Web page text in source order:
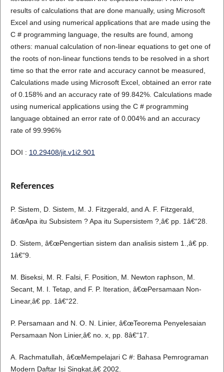
results of calculations that are done manually, using Microsoft
Excel and using numerical applications that are made using the
C # programming language, the results are found, among
others: manual calculation of non-linear equations to get one of
the roots of non-linear functions tends to be resolved in a short
time so that the error rate and accuracy cannot be measured,
Calculations made using Microsoft Excel, obtained an error rate
of 0.158% and an accuracy rate of 99.842%. Calculations made
using numerical applications using the C # programming
language obtained an error rate of 0.004% and an accuracy
rate of 99.996%
DOI : 10.29408/jit.v1i2.901
References
P. Sistem, D. Sistem, M. J. Fitzgerald, and A. F. Fitzgerald,
â€œApa itu Subsistem ? Apa itu Supersistem ?,â€ pp. 1â€“28.
D. Sistem, â€œPengertian sistem dan analisis sistem 1.,â€ pp.
1â€“9.
M. Biseksi, M. R. Falsi, F. Position, M. Newton raphson, M.
Secant, M. I. Tetap, and F. P. Iteration, â€œPersamaan Non-
Linear,â€ pp. 1â€“22.
P. Persamaan and N. O. N. Linier, â€œTeorema Penyelesaian
Persamaan Non Linier,â€ no. x, pp. 8â€“17.
A. Rachmatullah, â€œMempelajari C #: Bahasa Pemrograman
Modern Daftar Isi Singkat,â€ 2002.